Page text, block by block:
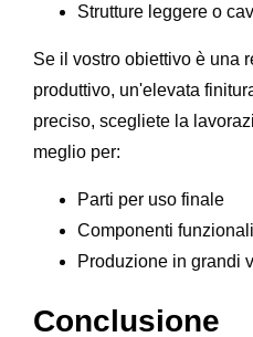
Strutture leggere o
Se il vostro obiettivo è una
produttivo, un'elevata
preciso, scegliete la
meglio per:
Parti per uso finale
Componenti funzionali
Produzione in grandi
Conclusione